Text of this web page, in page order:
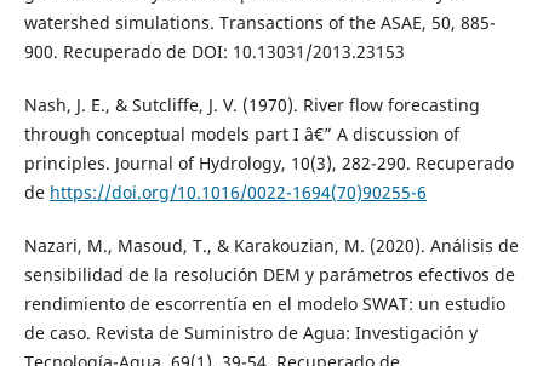
watershed simulations. Transactions of the ASAE, 50, 885-
900. Recuperado de DOI: 10.13031/2013.23153
Nash, J. E., & Sutcliffe, J. V. (1970). River flow forecasting
through conceptual models part I â€” A discussion of
principles. Journal of Hydrology, 10(3), 282-290. Recuperado
de https://doi.org/10.1016/0022-1694(70)90255-6
Nazari, M., Masoud, T., & Karakouzian, M. (2020). Análisis de
sensibilidad de la resolución DEM y parámetros efectivos de
rendimiento de escorrentía en el modelo SWAT: un estudio
de caso. Revista de Suministro de Agua: Investigación y
Tecnología-Aqua, 69(1), 39-54. Recuperado de